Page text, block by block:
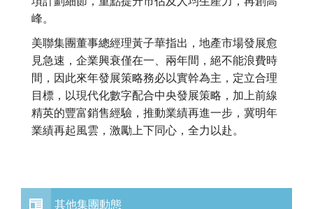
峰。
美聯集團董事總經理黃子華指出，地產市場發展愈
見急速，企業興衰僅在一、兩年間，絕不能浪費時
間，因此來年發展策略務必以實幹為主，定立合理
目標，以現代化數字配合中央發展策略，加上前線
精英的豐富銷售經驗，推動業績再進一步，冀明年
業績再起風雲，激勵上下同心，全力以赴。
其他集團動態